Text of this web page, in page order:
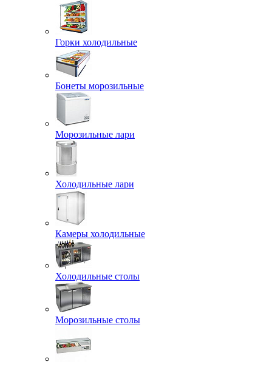
Горки холодильные
Бонеты морозильные
Морозильные лари
Холодильные лари
Камеры холодильные
Холодильные столы
Морозильные столы